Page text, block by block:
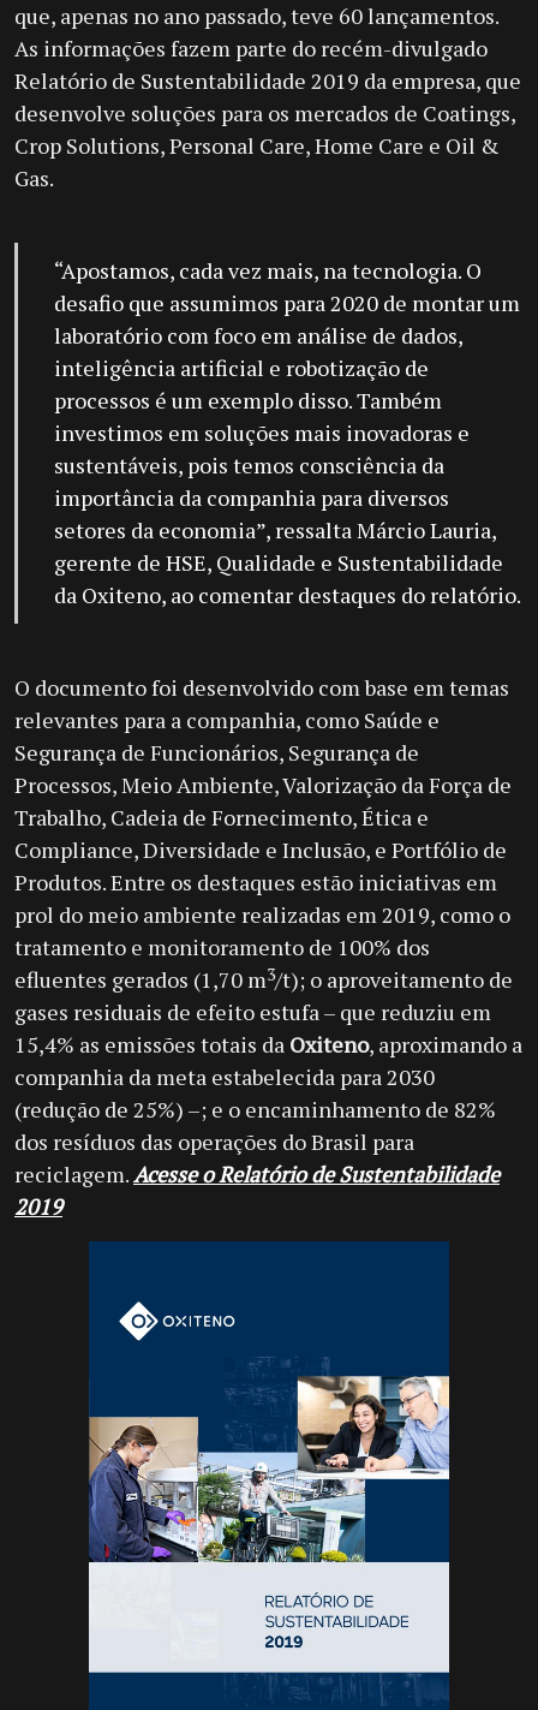
que, apenas no ano passado, teve 60 lançamentos.
As informações fazem parte do recém-divulgado
Relatório de Sustentabilidade 2019 da empresa, que
desenvolve soluções para os mercados de Coatings,
Crop Solutions, Personal Care, Home Care e Oil &
Gas.
“Apostamos, cada vez mais, na tecnologia. O
desafio que assumimos para 2020 de montar um
laboratório com foco em análise de dados,
inteligência artificial e robotização de
processos é um exemplo disso. Também
investimos em soluções mais inovadoras e
sustentáveis, pois temos consciência da
importância da companhia para diversos
setores da economia”, ressalta Márcio Lauria,
gerente de HSE, Qualidade e Sustentabilidade
da Oxiteno, ao comentar destaques do relatório.
O documento foi desenvolvido com base em temas
relevantes para a companhia, como Saúde e
Segurança de Funcionários, Segurança de
Processos, Meio Ambiente, Valorização da Força de
Trabalho, Cadeia de Fornecimento, Ética e
Compliance, Diversidade e Inclusão, e Portfólio de
Produtos. Entre os destaques estão iniciativas em
prol do meio ambiente realizadas em 2019, como o
tratamento e monitoramento de 100% dos
efluentes gerados (1,70 m3/t); o aproveitamento de
gases residuais de efeito estufa – que reduziu em
15,4% as emissões totais da Oxiteno, aproximando a
companhia da meta estabelecida para 2030
(redução de 25%) –; e o encaminhamento de 82%
dos resíduos das operações do Brasil para
reciclagem.Acesse o Relatório de Sustentabilidade
2019